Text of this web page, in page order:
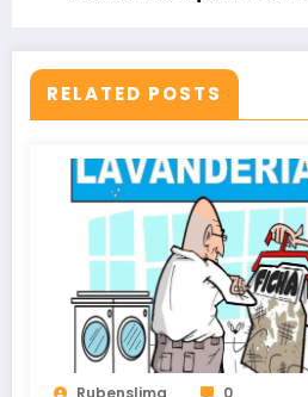
RELATED POSTS
Rubenslima 0